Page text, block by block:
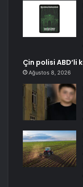
Çin polisi ABD’li
Ağustos 8, 2026